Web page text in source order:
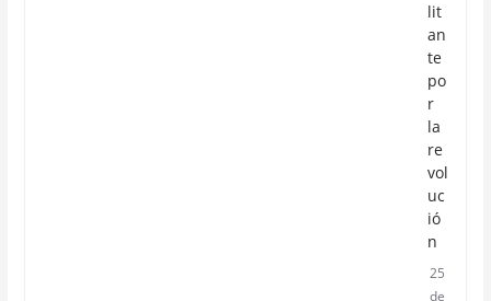
lit
an
te
po
r
la
re
vol
uc
ió
n
25
de